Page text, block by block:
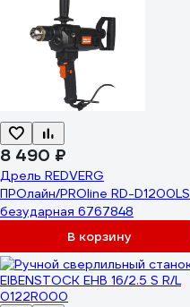
8 490 ₽
Дрель REDVERG
ПРОлайн/PROline RD-D1200LS
безударная 6767848
В корзину